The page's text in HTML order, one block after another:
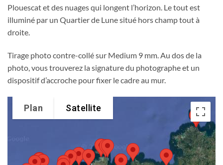
Plouescat et des nuages qui longent l’horizon. Le tout est
illuminé par un Quartier de Lune situé hors champ tout à
droite.
Tirage photo contre-collé sur Medium 9 mm. Au dos de la
photo, vous trouverez la signature du photographe et un
dispositif d’accroche pour fixer le cadre au mur.
Plan Satellite